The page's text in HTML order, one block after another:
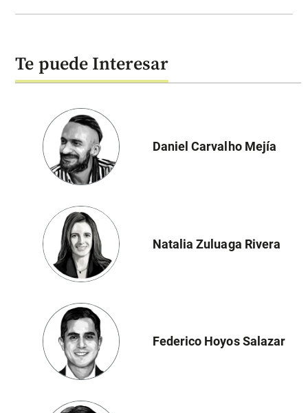
Te puede Interesar
Daniel Carvalho Mejía
Natalia Zuluaga Rivera
Federico Hoyos Salazar